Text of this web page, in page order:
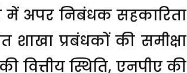
में अपर निबंधक सहकारिता
प्रबंधकों की समीक्षा
स्थिति, एनपीए की